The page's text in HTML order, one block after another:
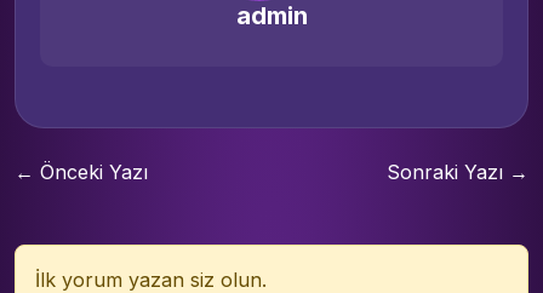
admin
← Önceki Yazı Sonraki Yazı →
İlk yorum yazan siz olun.